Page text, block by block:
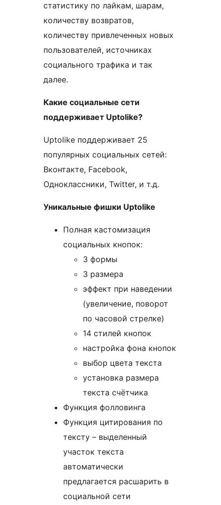
статистику по лайкам, шарам,
количеству возвратов,
количеству привлеченных новых
пользователей, источниках
социального трафика и так
далее.
Какие социальные сети
поддерживает Uptolike?
Uptolike поддерживает 25
популярных социальных сетей:
Вконтакте, Facebook,
Одноклассники, Twitter, и т.д.
Уникальные фишки Uptolike
Полная кастомизация
социальных кнопок:
3 формы
3 размера
эффект при наведении
(увеличение, поворот
по часовой стрелке)
14 стилей кнопок
настройка фона кнопок
выбор цвета текста
установка размера
текста счётчика
Функция фолловинга
Функция цитирования по
тексту – выделенный
участок текста
автоматически
предлагается расшарить в
социальной сети